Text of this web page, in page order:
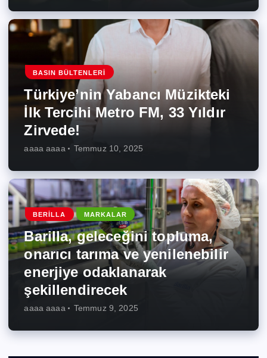
BASIN BÜLTENLERI
Türkiye’nin Yabancı Müzikteki
İlk Tercihi Metro FM, 33 Yıldır
Zirvede!
aaaa aaaa Temmuz 10, 2025
BERILLA MARKALAR
Barilla, geleceğini topluma,
onarıcı tarıma ve yenilenebilir
enerjiye odaklanarak
şekillendirecek
aaaa aaaa Temmuz 9, 2025